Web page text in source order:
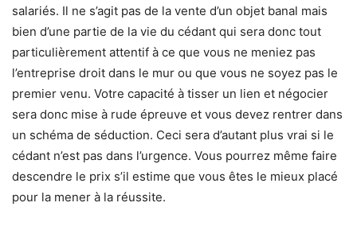
salariés. Il ne s’agit pas de la vente d’un objet banal mais
bien d’une partie de la vie du cédant qui sera donc tout
particulièrement attentif à ce que vous ne meniez pas
l’entreprise droit dans le mur ou que vous ne soyez pas le
premier venu. Votre capacité à tisser un lien et négocier
sera donc mise à rude épreuve et vous devez rentrer dans
un schéma de séduction. Ceci sera d’autant plus vrai si le
cédant n’est pas dans l’urgence. Vous pourrez même faire
descendre le prix s’il estime que vous êtes le mieux placé
pour la mener à la réussite.